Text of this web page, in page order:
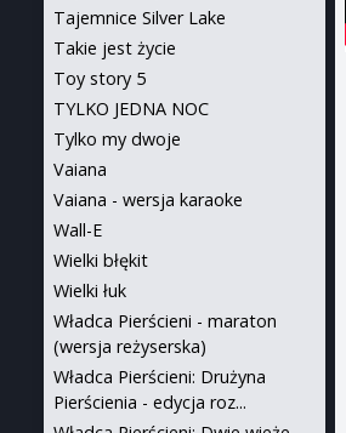
Tajemnice Silver Lake
Takie jest życie
Toy story 5
TYLKO JEDNA NOC
Tylko my dwoje
Vaiana
Vaiana - wersja karaoke
Wall-E
Wielki błękit
Wielki łuk
Władca Pierścieni - maraton
(wersja reżyserska)
Władca Pierścieni: Drużyna
Pierścienia - edycja roz...